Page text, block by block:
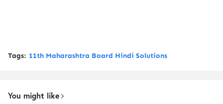
Tags: 11th Maharashtra Board Hindi Solutions
You might like